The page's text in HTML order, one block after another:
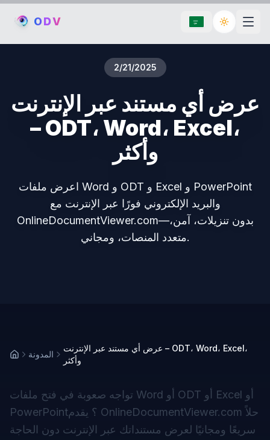
ODV Toggle
2/21/2025
عرض أي مستند عبر الإنترنت
– ODT، Word، Excel،
وأكثر
اعرض ملفات Word و ODT و Excel و PowerPoint
والبريد الإلكتروني فورًا عبر الإنترنت مع
OnlineDocumentViewer.com—بدون تنزيلات، آمن،
متعدد المنصات، ومجاني.
المدونة
عرض أي مستند عبر الإنترنت – ODT، Word، Excel،
وأكثر
تواجه صعوبة في فتح ملفات Word أو ODT أو Excel أو
PowerPoint؟ يقدم OnlineDocumentViewer.com حلاً
سريعًا ومجانيًا لعرض مستنداتك عبر الإنترنت دون الحاجة